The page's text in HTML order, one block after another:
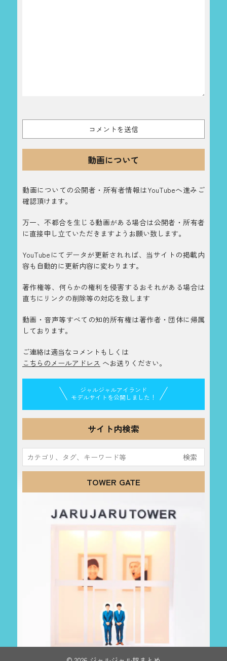
動画について
動画についての公開者・所有者情報はYouTubeへ進みご
確認頂けます。
万一、不都合を生じる動画がある場合は公開者・所有者
に直接申し立ていただきますようお願い致します。
YouTubeにてデータが更新されれば、当サイトの掲載内
容も自動的に更新内容に変わります。
著作権等、何らかの権利を侵害するおそれがある場合は
直ちにリンクの削除等の対応を致します
動画・音声等すべての知的所有権は著作者・団体に帰属
しております。
ご連絡は適当なコメントもしくは
こちらのメールアドレス へお送りください。
ジャルジャルアイランド
モデルサイトを公開しました！
サイト内検索
索:
TOWER GATE